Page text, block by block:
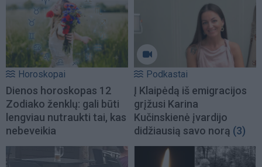
Horoskopai
Dienos horoskopas 12
Zodiako ženklų: gali būti
lengviau nutraukti tai, kas
nebeveikia
Podkastai
Į Klaipėdą iš emigracijos
grįžusi Karina
Kučinskienė įvardijo
didžiausią savo norą (3)